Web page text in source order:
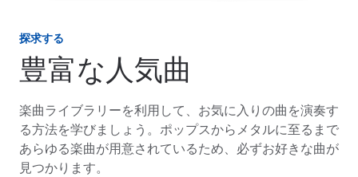
探求する
豊富な人気曲
楽曲ライブラリーを利用して、お気に入りの曲を演奏す
る方法を学びましょう。ポップスからメタルに至るまで
あらゆる楽曲が用意されているため、必ずお好きな曲が
見つかります。